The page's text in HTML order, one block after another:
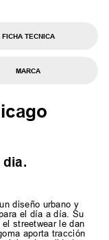
FICHA TECNICA
MARCA
diseño urbano y
el día a día. Su
streetwear le dan
aporta tracción